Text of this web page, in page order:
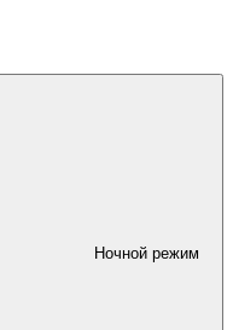
Ночной режим